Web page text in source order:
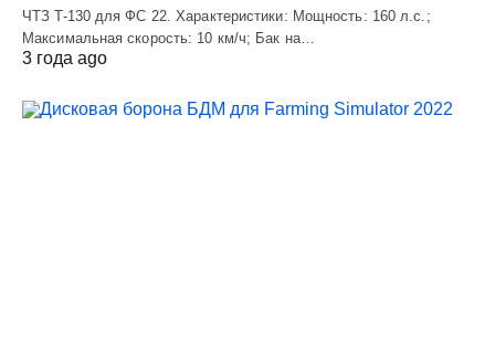
ЧТЗ T-130 для ФС 22. Характеристики: Мощноcть: 160 л.c.;
Макcимальная cкороcть: 10 км/ч; Бак на…
3 года ago